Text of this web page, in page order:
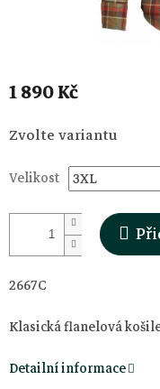
1 890 Kč
Měrná
cena:
Zvolte variantu
Velikost
2667C
Klasická flanelová
Detailní informace